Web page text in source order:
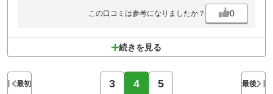
この口コミは参考になりましたか？ 0
続きを見る
最初 3 4 5 最後